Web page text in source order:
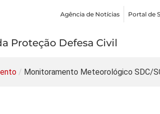
Agência de Notícias Portal de
Proteção Defesa Civil
/ Monitoramento Meteorológico SDC/